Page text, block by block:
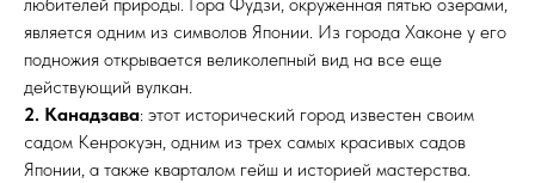
является одним из символов Японии. Из города Хаконе у его
подножия открывается великолепный вид на все еще
действующий вулкан.
2. Канадзава: этот исторический город известен своим
садом Кенрокуэн, одним из трех самых красивых садов
Японии, а также кварталом гейш и историей мастерства.